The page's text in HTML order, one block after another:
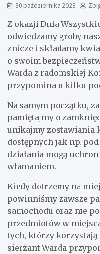
30 października 2023
Z okazji Dnia
odwiedzamy groby
znicze i składamy
o swoim
Warda z radomskiej
przypomina o kilku
Na samym początku,
pamiętajmy o
unikajmy zostawiania
dostępnych jak np.
działania mogą
włamaniem.
Kiedy dotrzemy na
powinniśmy zawsze
samochodu oraz nie
przedmiotów w
tych, którzy
sierżant Warda